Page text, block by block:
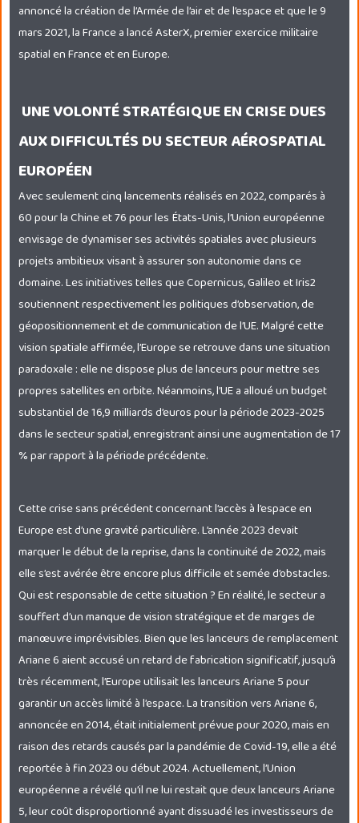
annoncé la création de l’Armée de l’air et de l’espace et que le 9
mars 2021, la France a lancé AsterX, premier exercice militaire
spatial en France et en Europe.
UNE VOLONTÉ STRATÉGIQUE EN CRISE DUES
AUX DIFFICULTÉS DU SECTEUR AÉROSPATIAL
EUROPÉEN
Avec seulement cinq lancements réalisés en 2022, comparés à
60 pour la Chine et 76 pour les États-Unis, l’Union européenne
envisage de dynamiser ses activités spatiales avec plusieurs
projets ambitieux visant à assurer son autonomie dans ce
domaine. Les initiatives telles que Copernicus, Galileo et Iris2
soutiennent respectivement les politiques d’observation, de
géopositionnement et de communication de l’UE. Malgré cette
vision spatiale affirmée, l’Europe se retrouve dans une situation
paradoxale : elle ne dispose plus de lanceurs pour mettre ses
propres satellites en orbite. Néanmoins, l’UE a alloué un budget
substantiel de 16,9 milliards d’euros pour la période 2023-2025
dans le secteur spatial, enregistrant ainsi une augmentation de 17
% par rapport à la période précédente.
Cette crise sans précédent concernant l’accès à l’espace en
Europe est d’une gravité particulière. L’année 2023 devait
marquer le début de la reprise, dans la continuité de 2022, mais
elle s’est avérée être encore plus difficile et semée d’obstacles.
Qui est responsable de cette situation ? En réalité, le secteur a
souffert d’un manque de vision stratégique et de marges de
manœuvre imprévisibles. Bien que les lanceurs de remplacement
Ariane 6 aient accusé un retard de fabrication significatif, jusqu’à
très récemment, l’Europe utilisait les lanceurs Ariane 5 pour
garantir un accès limité à l’espace. La transition vers Ariane 6,
annoncée en 2014, était initialement prévue pour 2020, mais en
raison des retards causés par la pandémie de Covid-19, elle a été
reportée à fin 2023 ou début 2024. Actuellement, l’Union
européenne a révélé qu’il ne lui restait que deux lanceurs Ariane
5, leur coût disproportionné ayant dissuadé les investisseurs de